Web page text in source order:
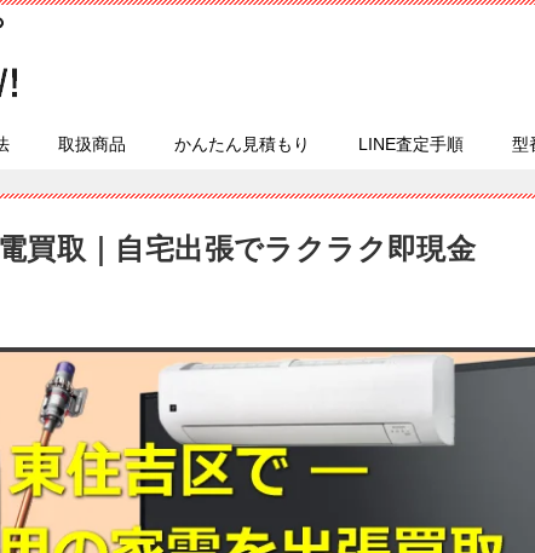
取扱商品 かんたん見積もり LINE査定手順 型
買取｜自宅出張でラクラク即現金